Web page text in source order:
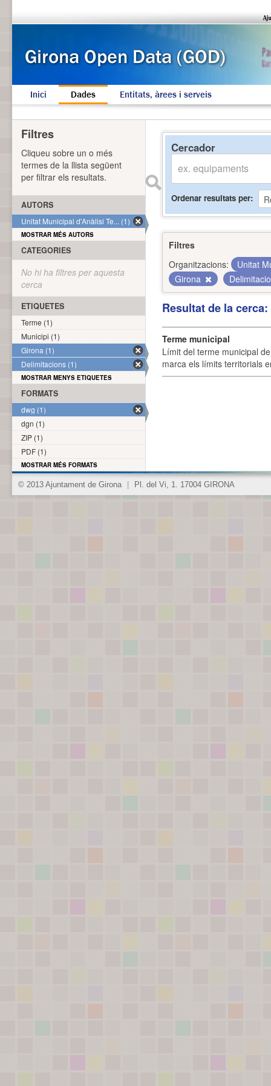
Inici Dades Entitats, àrees i serveis
Cercador
Ordenar resultats per
Filtres
Organitzacions:
Unitat
Girona
Resultat de la
Terme municipal
Límit del terme municipal
marca els límits territorials
Filtres
Cliqueu sobre un o més
termes de la llista següent
per filtrar els resultats.
AUTORS
Unitat Municipal d'Anàlisi Te... (1)
MOSTRAR MÉS AUTORS
CATEGORIES
No hi ha filtres per aquesta
cerca
ETIQUETES
Terme (1)
Municipi (1)
Girona (1)
Delimitacions (1)
MOSTRAR MENYS ETIQUETES
FORMATS
dwg (1)
dgn (1)
ZIP (1)
PDF (1)
MOSTRAR MÉS FORMATS
© 2013 Ajuntament de Girona Pl. del Vi, 1. 17004 GIRONA